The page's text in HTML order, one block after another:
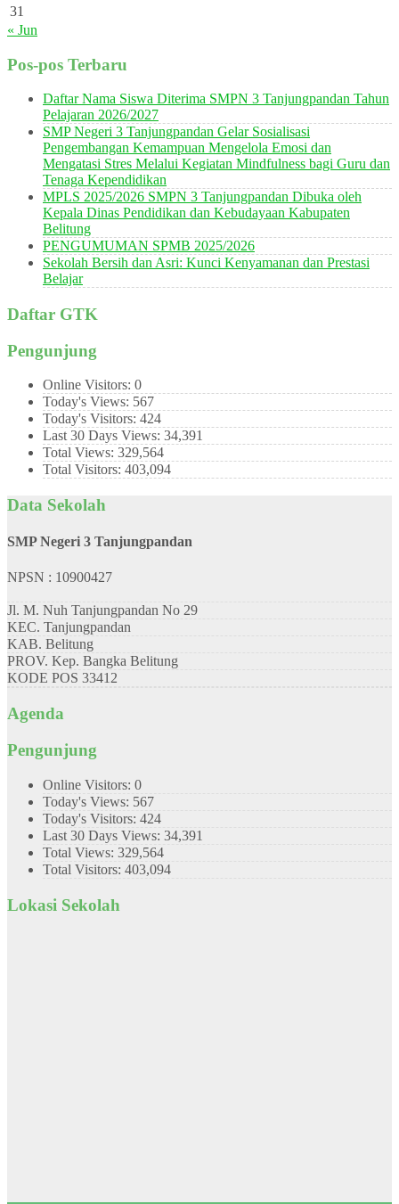
31
« Jun
Pos-pos Terbaru
Daftar Nama Siswa Diterima SMPN 3 Tanjungpandan Tahun
Pelajaran 2026/2027
SMP Negeri 3 Tanjungpandan Gelar Sosialisasi
Pengembangan Kemampuan Mengelola Emosi dan
Mengatasi Stres Melalui Kegiatan Mindfulness bagi Guru dan
Tenaga Kependidikan
MPLS 2025/2026 SMPN 3 Tanjungpandan Dibuka oleh
Kepala Dinas Pendidikan dan Kebudayaan Kabupaten
Belitung
PENGUMUMAN SPMB 2025/2026
Sekolah Bersih dan Asri: Kunci Kenyamanan dan Prestasi
Belajar
Daftar GTK
Pengunjung
Online Visitors: 0
Today's Views: 567
Today's Visitors: 424
Last 30 Days Views: 34,391
Total Views: 329,564
Total Visitors: 403,094
Data Sekolah
SMP Negeri 3 Tanjungpandan
NPSN : 10900427
Jl. M. Nuh Tanjungpandan No 29
KEC. Tanjungpandan
KAB. Belitung
PROV. Kep. Bangka Belitung
KODE POS 33412
Agenda
Pengunjung
Online Visitors: 0
Today's Views: 567
Today's Visitors: 424
Last 30 Days Views: 34,391
Total Views: 329,564
Total Visitors: 403,094
Lokasi Sekolah